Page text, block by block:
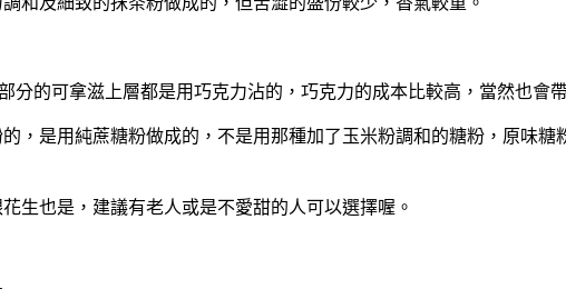
分的可拿滋上層都是用巧克力沾的，巧克力的成本比較高，當然也
，是用純蔗糖粉做成的，不是用那種加了玉米粉調和的糖粉，原味
生也是，建議有老人或是不愛甜的人可以選擇喔。